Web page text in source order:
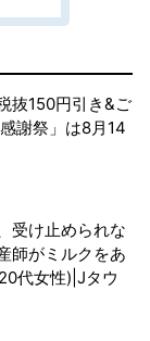
抜150円引き&ご
謝祭」は8月14
受け止められな
師がミルクをあ
代女性)|Jタウ